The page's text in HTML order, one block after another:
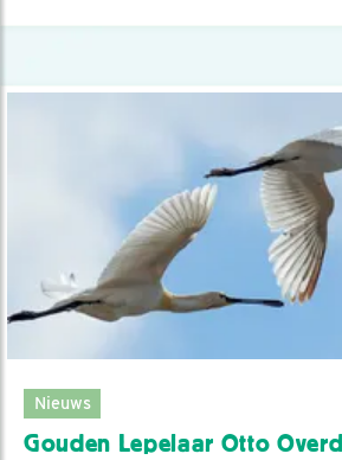
Nieuws
Gouden Lepelaar Otto